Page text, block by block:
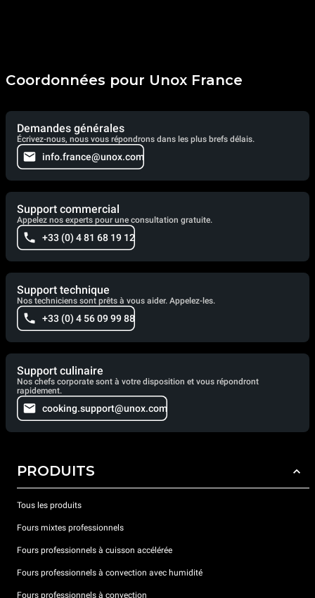
Coordonnées pour Unox France
Demandes générales
Écrivez-nous, nous vous répondrons dans les plus brefs délais.
info.france@unox.com
Support commercial
Appelez nos experts pour une consultation gratuite.
+33 (0) 4 81 68 19 12
Support technique
Nos techniciens sont prêts à vous aider. Appelez-les.
+33 (0) 4 56 09 99 88
Support culinaire
Nos chefs corporate sont à votre disposition et vous répondront
rapidement.
cooking.support@unox.com
PRODUITS
Tous les produits
Fours mixtes professionnels
Fours professionnels à cuisson accélérée
Fours professionnels à convection avec humidité
Fours professionnels à convection